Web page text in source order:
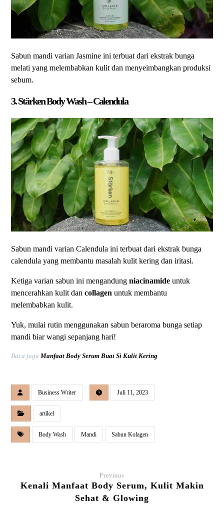
Sabun mandi varian Jasmine ini terbuat dari ekstrak bunga
melati yang melembabkan kulit dan menyeimbangkan produksi
sebum.
3. Stärken Body Wash – Calendula
Sabun mandi varian Calendula ini terbuat dari ekstrak bunga
calendula yang membantu masalah kulit kering dan iritasi.
Ketiga varian sabun ini mengandungniacinamideuntuk
mencerahkan kulit dancollagenuntuk membantu
melembabkan kulit.
Yuk, mulai rutin menggunakan sabun beraroma bunga setiap
mandi biar wangi sepanjang hari!
Baca juga Manfaat Body Serum Buat Si Kulit Kering
Business Writer Juli 11, 2023
artikel
Body Wash Mandi Sabun Kolagen
Previous
Kenali Manfaat Body Serum, Kulit Makin
Sehat & Glowing